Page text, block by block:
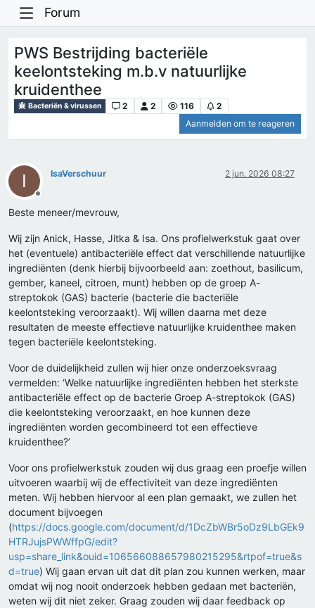
Forum
PWS Bestrijding bacteriële
keelontsteking m.b.v natuurlijke
kruidenthee
Bacteriën & virussen 2 2 116
2
Aanmelden om te reageren
I
Offline
IsaVerschuur 2 jun. 2026 08:27
Beste meneer/mevrouw,
Wij zijn Anick, Hasse, Jitka & Isa. Ons profielwerkstuk gaat over
het (eventuele) antibacteriële effect dat verschillende natuurlijke
ingrediënten (denk hierbij bijvoorbeeld aan: zoethout, basilicum,
gember, kaneel, citroen, munt) hebben op de groep A-
streptokok (GAS) bacterie (bacterie die bacteriële
keelontsteking veroorzaakt). Wij willen daarna met deze
resultaten de meeste effectieve natuurlijke kruidenthee maken
tegen bacteriële keelontsteking.
Voor de duidelijkheid zullen wij hier onze onderzoeksvraag
vermelden: ‘Welke natuurlijke ingrediënten hebben het sterkste
antibacteriële effect op de bacterie Groep A-streptokok (GAS)
die keelontsteking veroorzaakt, en hoe kunnen deze
ingrediënten worden gecombineerd tot een effectieve
kruidenthee?’
Voor ons profielwerkstuk zouden wij dus graag een proefje willen
uitvoeren waarbij wij de effectiviteit van deze ingrediënten
meten. Wij hebben hiervoor al een plan gemaakt, we zullen het
document bijvoegen
(https://docs.google.com/document/d/1DcZbWBr5oDz9LbGEk9
HTRJujsPWWffpG/edit?
usp=share_link&ouid=106566088657980215295&rtpof=true&s
d=true) Wij gaan ervan uit dat dit plan zou kunnen werken, maar
omdat wij nog nooit onderzoek hebben gedaan met bacteriën,
weten wij dit niet zeker. Graag zouden wij daar feedback op